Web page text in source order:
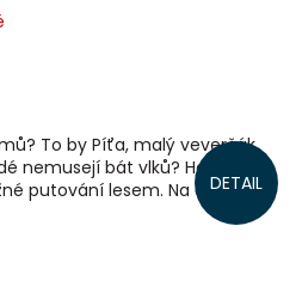
DETAIL
To by Píťa, malý veverčák,
nemusejí bát vlků? Hajný Petr
putování lesem. Na cestě